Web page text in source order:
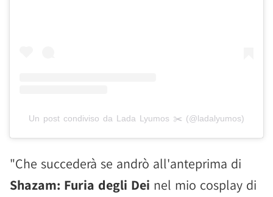
Un post condiviso da Lada Lyumos ✂️ (@ladalyumos)
"Che succederà se andrò all'anteprima di
Shazam: Furia degli Dei nel mio cosplay di